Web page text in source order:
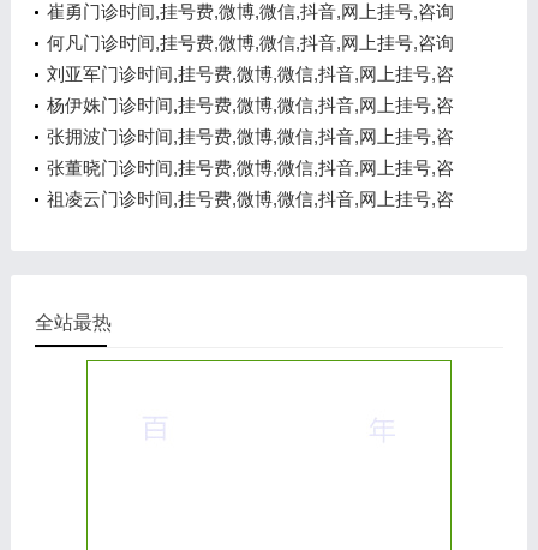
电话,在线咨询
崔勇门诊时间,挂号费,微博,微信,抖音,网上挂号,咨询
电话,在线咨询
何凡门诊时间,挂号费,微博,微信,抖音,网上挂号,咨询
电话,在线咨询
刘亚军门诊时间,挂号费,微博,微信,抖音,网上挂号,咨
询电话,在线咨询
杨伊姝门诊时间,挂号费,微博,微信,抖音,网上挂号,咨
询电话,在线咨询
张拥波门诊时间,挂号费,微博,微信,抖音,网上挂号,咨
询电话,在线咨询
张董晓门诊时间,挂号费,微博,微信,抖音,网上挂号,咨
询电话,在线咨询
祖凌云门诊时间,挂号费,微博,微信,抖音,网上挂号,咨
全站最热